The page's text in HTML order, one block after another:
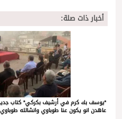
أخبار ذات صلة:
*يوسف بك كرم في أرشيف بكركي* كتاب جديد
عاهدن انو يكون عنا طوباوي وانشالله